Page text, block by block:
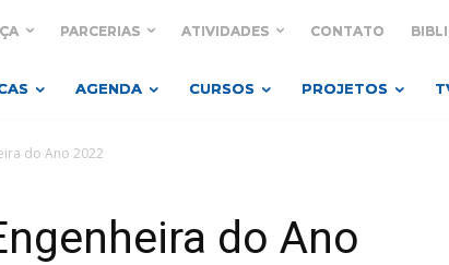
PARCERIAS ATIVIDADES CONTATO
AGENDA CURSOS PROJETOS
do Ano 2022
do Ano